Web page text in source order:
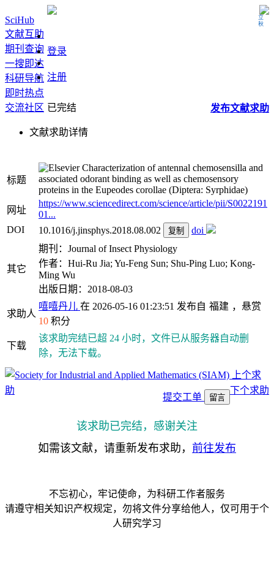
立秋
SciHub
文献互助
期刊查询
一搜即达
科研导航
即时热点
交流社区
登录
注册
发布文献求助
已完结
文献求助详情
标题
Characterization of antennal chemosensilla and
associated odorant binding as well as chemosensory
proteins in the Eupeodes corollae (Diptera: Syrphidae)
网址
https://www.sciencedirect.com/science/article/pii/S0022191
01...
DOI
10.1016/j.jinsphys.2018.08.002 复制 doi
其它
期刊：Journal of Insect Physiology
作者：Hui-Ru Jia; Yu-Feng Sun; Shu-Ping Luo; Kong-
Ming Wu
出版日期：2018-08-03
求助人
嘻嘻丹儿 在 2026-05-16 01:23:51 发布自 福建 ，悬赏
10 积分
下载
该求助完结已超 24 小时，文件已从服务器自动删
除，无法下载。
上个求
助
下个求助
提交工单 留言
该求助已完结，感谢关注
如需该文献，请重新发布求助， 前往发布
不忘初心，牢记使命，为科研工作者服务
请遵守相关知识产权规定，勿将文件分享给他人，仅可用于个
人研究学习